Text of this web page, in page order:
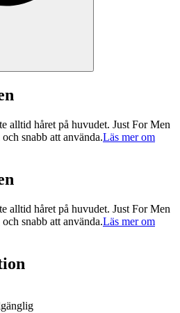
alltid håret på huvudet. Just For Men
snabb att använda.Läs mer om
alltid håret på huvudet. Just For Men
snabb att använda.Läs mer om